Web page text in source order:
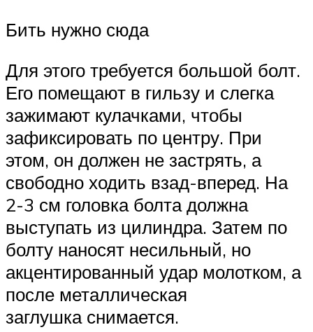
Бить нужно сюда
Для этого требуется большой болт.
Его помещают в гильзу и слегка
зажимают кулачками, чтобы
зафиксировать по центру. При
этом, он должен не застрять, а
свободно ходить взад-вперед. На
2-3 см головка болта должна
выступать из цилиндра. Затем по
болту наносят несильный, но
акцентированный удар молотком, а
после металлическая
заглушка снимается.